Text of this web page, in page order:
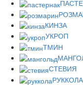
КИНЗА
УКРОП
ТМИН
СТЕВИЯ
РУККОЛА